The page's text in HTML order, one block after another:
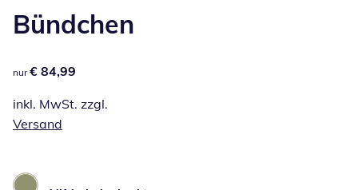
Bündchen
€ 84,99
nur € 84,99
inkl. MwSt. zzgl.
Versand